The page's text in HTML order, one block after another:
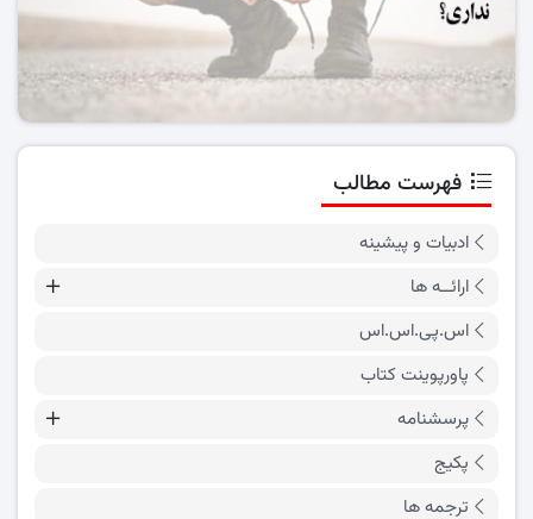
فهرست مطالب
ادبیات و پیشینه
ارائــه ها
اس.پی.اس.اس
پاورپوینت کتاب
پرسشنامه
پکیج
ترجمه ها